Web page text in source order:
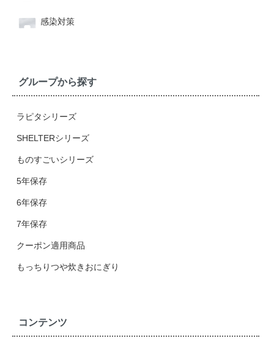
感染対策
グループから探す
ラピタシリーズ
SHELTERシリーズ
ものすごいシリーズ
5年保存
6年保存
7年保存
クーポン適用商品
もっちりつや炊きおにぎり
コンテンツ